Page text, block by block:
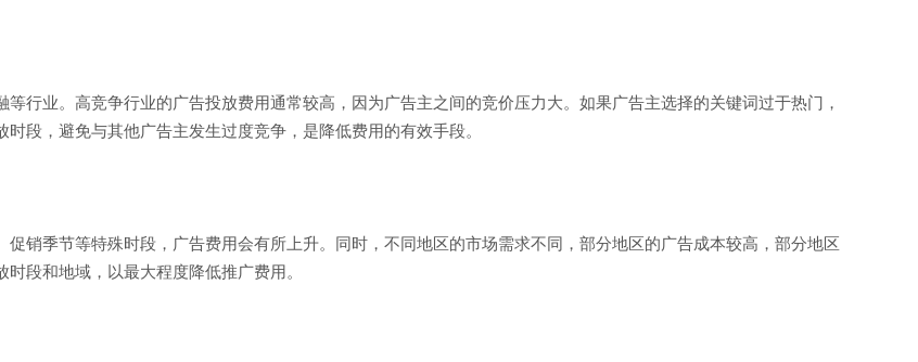
行业。高竞争行业的广告投放费用通常较高，因为广告主之间的竞价压力大。如果广告主选择的关键词过于热门，
段，避免与其他广告主发生过度竞争，是降低费用的有效手段。
销季节等特殊时段，广告费用会有所上升。同时，不同地区的市场需求不同，部分地区的广告成本较高，部分地区
段和地域，以最大程度降低推广费用。